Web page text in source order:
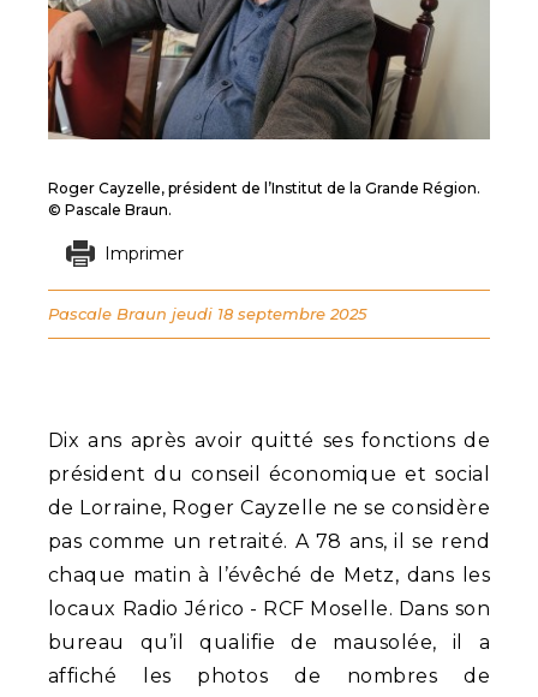
Dix ans après avoir quitté ses fonctions de
président du conseil économique et social
de Lorraine, Roger Cayzelle ne se considère
pas comme un retraité. A 78 ans, il se rend
chaque matin à l’évêché de Metz, dans les
locaux Radio Jérico - RCF Moselle. Dans son
bureau qu’il qualifie de mausolée, il a
affiché les photos de nombres de
Roger Cayzelle, président de l’Institut de la Grande Région.
© Pascale Braun.
Imprimer
Pascale Braun jeudi 18 septembre 2025